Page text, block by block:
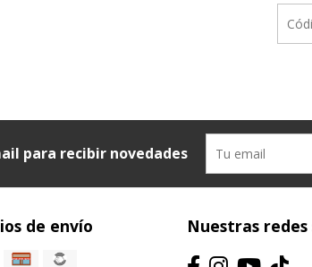
para recibir novedades
de envío Nuestras redes